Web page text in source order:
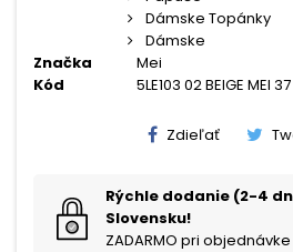
Dámske Topánky
Dámske
Značka
Mei
Kód
5LE103 02 BEIGE MEI 37
Zdieľať
Rýchle dodanie (2-4
Slovensku!
ZADARMO pri